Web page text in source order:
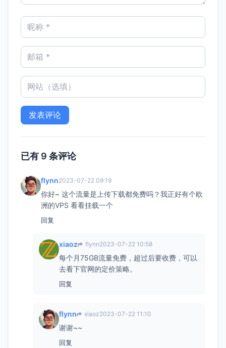
已有 9 条评论
flynn2023-07-22 09:19
你好~ 这个流量是上传下载都免费吗？我正好有个欧
洲的VPS 看看挂载一个
回复
xiaoz flynn2023-07-22 10:58
每个月75GB流量免费，超过后要收费，可以
去看下官网的定价策略。
回复
flynn xiaoz2023-07-22 11:10
谢谢~~
回复